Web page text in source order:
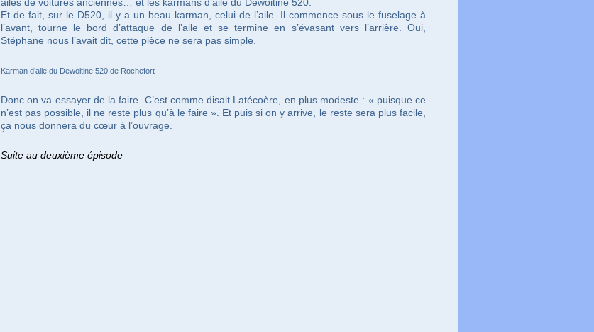
Et de fait, sur le D520, il y a un beau karman, celui de l’aile. Il commence sous le fuselage à
l’avant, tourne le bord d’attaque de l’aile et se termine en s’évasant vers l’arrière. Oui,
Stéphane nous l’avait dit, cette pièce ne sera pas simple.
Karman d’aile du Dewoitine 520 de Rochefort
Donc on va essayer de la faire. C’est comme disait Latécoère, en plus modeste : « puisque ce
n’est pas possible, il ne reste plus qu’à le faire ». Et puis si on y arrive, le reste sera plus facile,
ça nous donnera du cœur à l’ouvrage.
Suite au deuxième épisode